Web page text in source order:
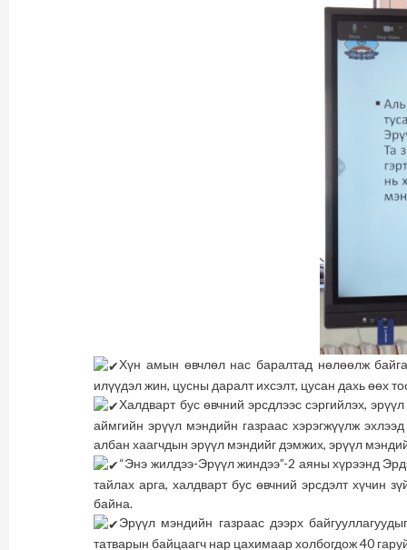
Хүн амын өвчлөл нас баралтад нөлөөлж
илүүдэл жин, цусны даралт ихсэлт, цусан дахь өөх
Халдварт бус өвчний эрсдлээс сэргийлэх,
аймгийн эрүүл мэндийн газраас хэрэгжүүлж
албан хаагчдын эрүүл мэндийг дэмжих, эрүүл
“Энэ жилдээ-Эрүүл жиндээ”-2 аяны хүрээнд
тайлах арга, халдварт бус өвчний эрсдэлт хүчин
байна.
Эрүүл мэндийн газраас дээрх
татварын байцаагч нар цахимаар холбогдож 40